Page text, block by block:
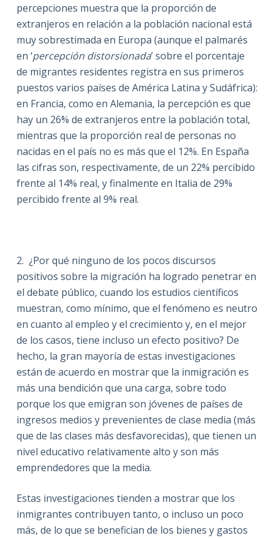
percepciones muestra que la proporción de
extranjeros en relación a la población nacional está
muy sobrestimada en Europa (aunque el palmarés
en ‘percepción distorsionada’ sobre el porcentaje
de migrantes residentes registra en sus primeros
puestos varios países de América Latina y Sudáfrica):
en Francia, como en Alemania, la percepción es que
hay un 26% de extranjeros entre la población total,
mientras que la proporción real de personas no
nacidas en el país no es más que el 12%. En España
las cifras son, respectivamente, de un 22% percibido
frente al 14% real, y finalmente en Italia de 29%
percibido frente al 9% real.
2. ¿Por qué ninguno de los pocos discursos
positivos sobre la migración ha logrado penetrar en
el debate público, cuando los estudios científicos
muestran, como mínimo, que el fenómeno es neutro
en cuanto al empleo y el crecimiento y, en el mejor
de los casos, tiene incluso un efecto positivo? De
hecho, la gran mayoría de estas investigaciones
están de acuerdo en mostrar que la inmigración es
más una bendición que una carga, sobre todo
porque los que emigran son jóvenes de países de
ingresos medios y prevenientes de clase media (más
que de las clases más desfavorecidas), que tienen un
nivel educativo relativamente alto y son más
emprendedores que la media.
Estas investigaciones tienden a mostrar que los
inmigrantes contribuyen tanto, o incluso un poco
más, de lo que se benefician de los bienes y gastos